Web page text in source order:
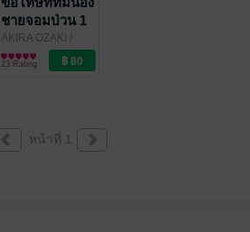
ชายจอมป่วน 1
AKIRA OZAKI /
Bongkoch
Publishing
การ์ตูนผู้หญิง
23 Rating
หน้าที่ 1